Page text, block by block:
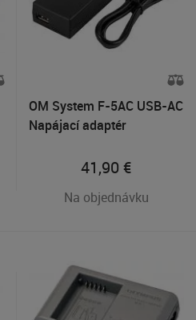
OM System F-5AC USB-AC
Napájací adaptér
41,90 €
Na objednávku